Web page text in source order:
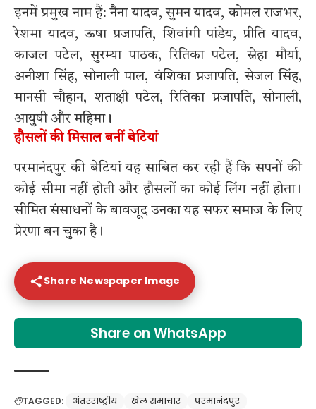
इनमें प्रमुख नाम हैं: नैना यादव, सुमन यादव, कोमल राजभर,
रेशमा यादव, ऊषा प्रजापति, शिवांगी पांडेय, प्रीति यादव,
काजल पटेल, सुरम्या पाठक, रितिका पटेल, स्नेहा मौर्या,
अनीशा सिंह, सोनाली पाल, वंशिका प्रजापति, सेजल सिंह,
मानसी चौहान, शताक्षी पटेल, रितिका प्रजापति, सोनाली,
आयुषी और महिमा।
हौसलों की मिसाल बनीं बेटियां
परमानंदपुर की बेटियां यह साबित कर रही हैं कि सपनों की
कोई सीमा नहीं होती और हौसलों का कोई लिंग नहीं होता।
सीमित संसाधनों के बावजूद उनका यह सफर समाज के लिए
प्रेरणा बन चुका है।
Share Newspaper Image
Share on WhatsApp
TAGGED: अंतरराष्ट्रीय खेल समाचार
परमानंदपुर